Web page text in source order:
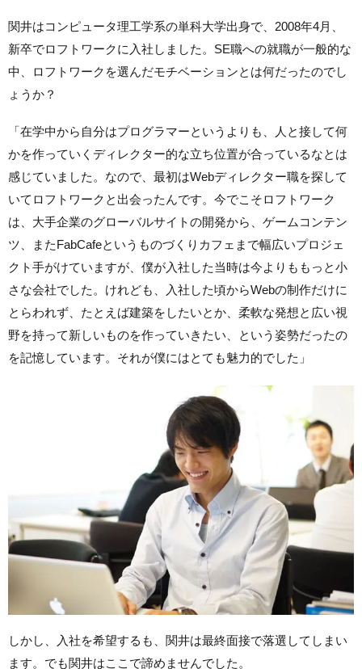
関井はコンピュータ理工学系の単科大学出身で、2008年4月、
新卒でロフトワークに入社しました。SE職への就職が一般的な
中、ロフトワークを選んだモチベーションとは何だったのでし
ょうか？
「在学中から自分はプログラマーというよりも、人と接して何
かを作っていくディレクター的な立ち位置が合っているなとは
感じていました。なので、最初はWebディレクター職を探して
いてロフトワークと出会ったんです。今でこそロフトワーク
は、大手企業のグローバルサイトの開発から、ゲームコンテン
ツ、またFabCafeというものづくりカフェまで幅広いプロジェ
クト手がけていますが、僕が入社した当時は今よりももっと小
さな会社でした。けれども、入社した頃からWebの制作だけに
とらわれず、たとえば建築をしたいとか、柔軟な発想と広い視
野を持って新しいものを作っていきたい、という姿勢だったの
を記憶しています。それが僕にはとても魅力的でした」
しかし、入社を希望するも、関井は最終面接で落選してしまい
ます。でも関井はここで諦めませんでした。